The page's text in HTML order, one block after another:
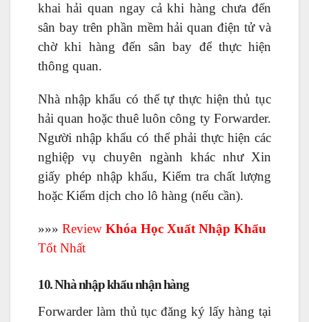
khai hải quan ngay cả khi hàng chưa đến
sân bay trên phần mềm hải quan điện tử và
chờ khi hàng đến sân bay để thực hiện
thông quan.
Nhà nhập khẩu có thể tự thực hiện thủ tục
hải quan hoặc thuê luôn công ty Forwarder.
Người nhập khẩu có thể phải thực hiện các
nghiệp vụ chuyên ngành khác như Xin
giấy phép nhập khẩu, Kiểm tra chất lượng
hoặc Kiểm dịch cho lô hàng (nếu cần).
»»» Review Khóa Học Xuất Nhập Khẩu
Tốt Nhất
10. Nhà nhập khẩu nhận hàng
Forwarder làm thủ tục đăng ký lấy hàng tại